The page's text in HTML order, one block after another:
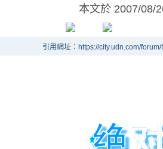
本文於 2007/08/
引用網址：https://city.udn.com/